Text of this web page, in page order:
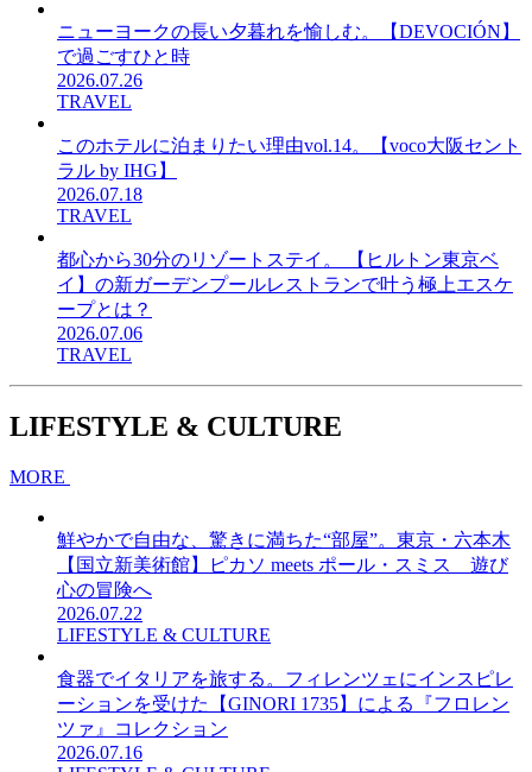
ニューヨークの長い夕暮れを愉しむ。【DEVOCIÓN】
で過ごすひと時
2026.07.26
TRAVEL
このホテルに泊まりたい理由vol.14。【voco大阪セント
ラル by IHG】
2026.07.18
TRAVEL
都心から30分のリゾートステイ。 【ヒルトン東京ベ
イ】の新ガーデンプールレストランで叶う極上エスケ
ープとは？
2026.07.06
TRAVEL
LIFESTYLE & CULTURE
MORE
鮮やかで自由な、驚きに満ちた“部屋”。東京・六本木
【国立新美術館】ピカソ meets ポール・スミス 遊び
心の冒険へ
2026.07.22
LIFESTYLE & CULTURE
食器でイタリアを旅する。フィレンツェにインスピレ
ーションを受けた【GINORI 1735】による『フロレン
ツァ』コレクション
2026.07.16